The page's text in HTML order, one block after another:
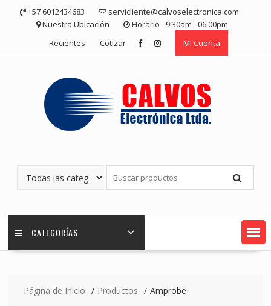
contenido
+57 6012434683
servicliente@calvoselectronica.com
Nuestra Ubicación
Horario - 9:30am - 06:00pm
Recientes
Cotizar Mi Cuenta
CATEGORÍAS
Página de Inicio Productos Amprobe